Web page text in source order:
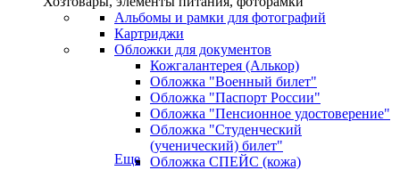
Альбомы и рамки для фотографий
Картриджи
Обложки для документов
Кожгалантерея (Алькор)
Обложка "Военный билет"
Обложка "Паспорт России"
Обложка "Пенсионное удостоверение"
Обложка "Студенческий
(ученический) билет"
Обложка СПЕЙС (кожа)
Еще